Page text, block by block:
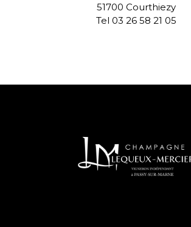
51700 Courthiezy
Tel 03 26 58 21 05